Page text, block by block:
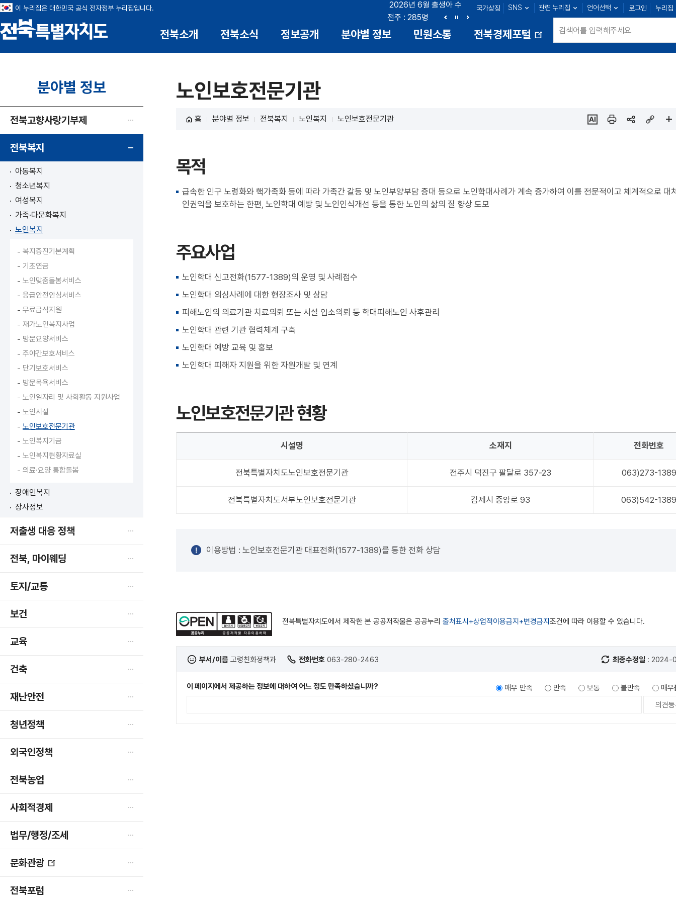
전북특별자치도
2026년 6월 출생아 수
전주 : 285명 군산 : 104명 정읍 : 27명
남원 : 33명
이
전
이 누리집은 대한민국 공식 전자정부 누리집입니다. 국가상징 SNS 관련 누리집 언어선택 로그인 누리집
전북소개 전북소식 정보공개 분야별 정보 민원소통
전북경제포털
분야별 정보
전북고향사랑기부제
전북복지
아동복지
청소년복지
여성복지
가족·다문화복지
노인복지
복지증진기본계획
기초연금
노인맞춤돌봄서비스
응급안전안심서비스
무료급식지원
재가노인복지사업
방문요양서비스
주야간보호서비스
단기보호서비스
방문목욕서비스
노인일자리 및 사회활동 지원사업
노인시설
노인보호전문기관
노인복지기금
노인복지현황자료실
의료·요양 통합돌봄
장애인복지
장사정보
저출생 대응 정책
전북, 마이웨딩
토지/교통
보건
교육
건축
재난안전
청년정책
외국인정책
전북농업
사회적경제
법무/행정/조세
문화관광
전북포럼
노인보호전문기관
홈 분야별 정보 전북복지 노인복지
노인보호전문기관
목적
급속한 인구 노령화와 핵가족화 등에 따라 가족간 갈등 및 노인부양부담 증대 등으로 노인학대사례가 계속 증가하여 이를 전문적이고 체계적으로 대
인권익을 보호하는 한편, 노인학대 예방 및 노인인식개선 등을 통한 노인의 삶의 질 향상 도모
주요사업
노인학대 신고전화(1577-1389)의 운영 및 사례접수
노인학대 의심사례에 대한 현장조사 및 상담
피해노인의 의료기관 치료의뢰 또는 시설 입소의뢰 등 학대피해노인 사후관리
노인학대 관련 기관 협력체계 구축
노인학대 예방 교육 및 홍보
노인학대 피해자 지원을 위한 자원개발 및 연계
노인보호전문기관 현황
시설명 소재지 전화번호
전북특별자치도노인보호전문기관 전주시 덕진구 팔달로 357-23 063)273-1389
전북특별자치도서부노인보호전문기관 김제시 중앙로 93 063)542-1389
이용방법 : 노인보호전문기관 대표전화(1577-1389)를 통한 전화 상담
전북특별자치도에서 제작한 본 공공저작물은 공공누리 출처표시+상업적이용금지+변경금지 조건에 따라 이용할 수 있습니다.
부서/이름 고령친화정책과 전화번호 063-280-2463 최종수정일 : 2024-
이 페이지에서 제공하는 정보에 대하여 어느 정도 만족하셨습니까? 매우 만족 만족 보통 불만족 매우